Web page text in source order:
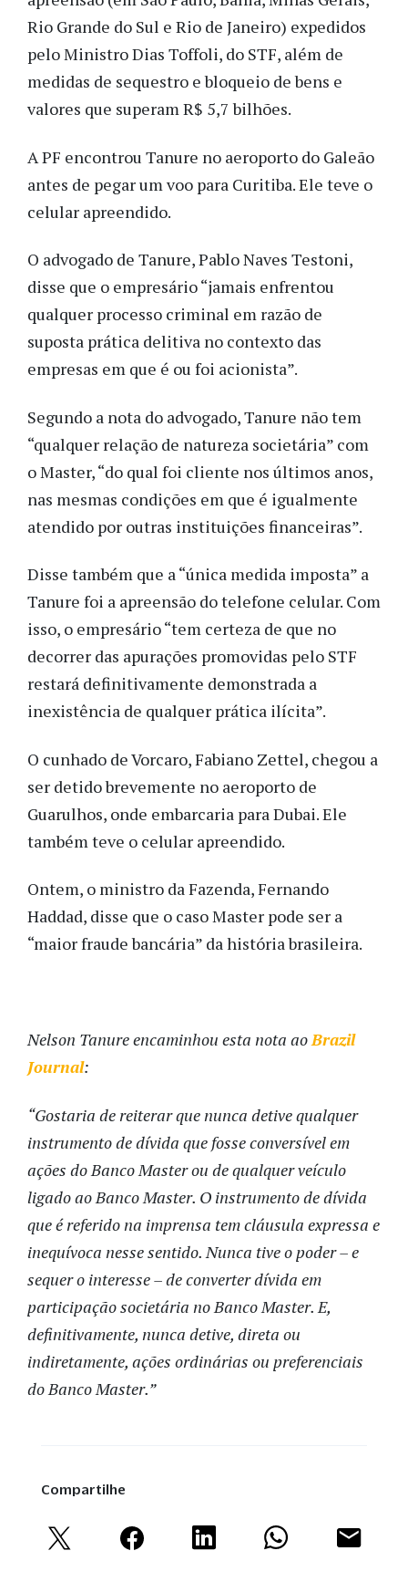
Rio Grande do Sul e Rio de Janeiro) expedidos
pelo Ministro Dias Toffoli, do STF, além de
medidas de sequestro e bloqueio de bens e
valores que superam R$ 5,7 bilhões.
A PF encontrou Tanure no aeroporto do Galeão
antes de pegar um voo para Curitiba. Ele teve o
celular apreendido.
O advogado de Tanure, Pablo Naves Testoni,
disse que o empresário “jamais enfrentou
qualquer processo criminal em razão de
suposta prática delitiva no contexto das
empresas em que é ou foi acionista”.
Segundo a nota do advogado, Tanure não tem
“qualquer relação de natureza societária” com
o Master, “do qual foi cliente nos últimos anos,
nas mesmas condições em que é igualmente
atendido por outras instituições financeiras”.
Disse também que a “única medida imposta” a
Tanure foi a apreensão do telefone celular. Com
isso, o empresário “tem certeza de que no
decorrer das apurações promovidas pelo STF
restará definitivamente demonstrada a
inexistência de qualquer prática ilícita”.
O cunhado de Vorcaro, Fabiano Zettel, chegou a
ser detido brevemente no aeroporto de
Guarulhos, onde embarcaria para Dubai. Ele
também teve o celular apreendido.
Ontem, o ministro da Fazenda, Fernando
Haddad, disse que o caso Master pode ser a
“maior fraude bancária” da história brasileira.
Nelson Tanure encaminhou esta nota aoBrazil
Journal:
“Gostaria de reiterar que nunca detive qualquer
instrumento de dívida que fosse conversível em
ações do Banco Master ou de qualquer veículo
ligado ao Banco Master. O instrumento de dívida
que é referido na imprensa tem cláusula expressa e
inequívoca nesse sentido. Nunca tive o poder – e
sequer o interesse – de converter dívida em
participação societária no Banco Master. E,
definitivamente, nunca detive, direta ou
indiretamente, ações ordinárias ou preferenciais
do Banco Master.”
Compartilhe